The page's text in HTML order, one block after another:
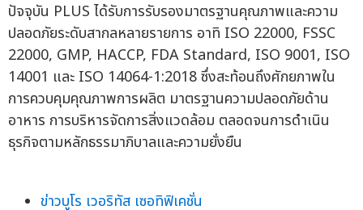
ปัจจุบัน PLUS ได้รับการรับรองมาตรฐานคุณภาพและความ
ปลอดภัยระดับสากลหลายรายการ อาทิ ISO 22000, FSSC
22000, GMP, HACCP, FDA Standard, ISO 9001, ISO
14001 และ ISO 14064-1:2018 ซึ่งสะท้อนถึงศักยภาพใน
การควบคุมคุณภาพการผลิต มาตรฐานความปลอดภัยด้าน
อาหาร การบริหารจัดการสิ่งแวดล้อม ตลอดจนการดำเนิน
ธุรกิจตามหลักธรรมาภิบาลและความยั่งยืน
ข่าวบูโร เวอริทัส เซอทิฟิเคชั่น